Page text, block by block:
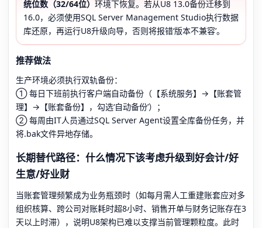
统位数（32/64位） 环境下恢复。若从U8 13.0备份迁移到
16.0，必须使用SQL Server Management Studio执行数据
库还原，再运行U8升级向导，否则将报错‘版本不兼容’。
推荐做法
生产环境必须执行双轨备份：
① 每日下班前执行客户端自动备份（【系统服务】→【账套管
理】→【账套备份】，勾选‘自动备份’）；
② 每周由IT人员通过SQL Server Agent设置全库备份任务，并
将.bak文件异地存储。
长期替代路径：什么情况下该考虑升级到好会计/好
生意/好业财
当账套管理频繁成为业务瓶颈时（如每月需人工重建账套应对多
组织核算、跨公司对账耗时超8小时、销售开单与财务记账存在3
天以上时滞），说明U8架构已难以支撑当前管理颗粒度。此时